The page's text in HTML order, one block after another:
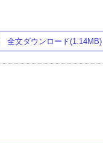
全文ダウンロード(1.14MB)